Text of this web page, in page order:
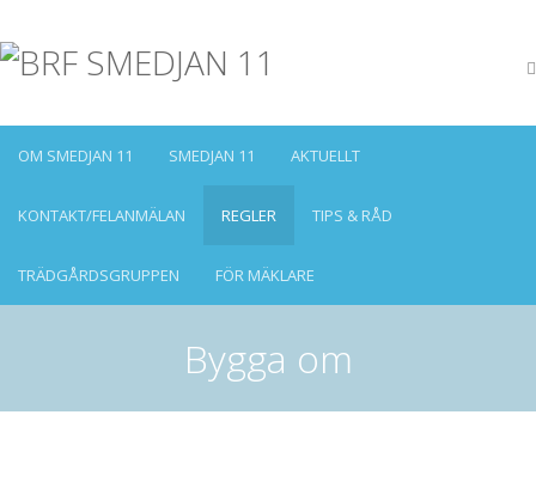
OM SMEDJAN 11 SMEDJAN 11 AKTUELLT
KONTAKT/FELANMÄLAN REGLER TIPS & RÅD
TRÄDGÅRDSGRUPPEN FÖR MÄKLARE
Bygga om